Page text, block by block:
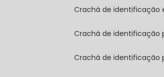
crachá de identificação
crachá de identificação
crachá de identificação